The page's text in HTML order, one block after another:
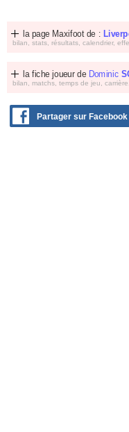
la page Maxifoot de :
bilan, stats, résultats, calendrier,
la fiche joueur de Dominic
bilan, matchs, temps de jeu,
Partager sur Facebook